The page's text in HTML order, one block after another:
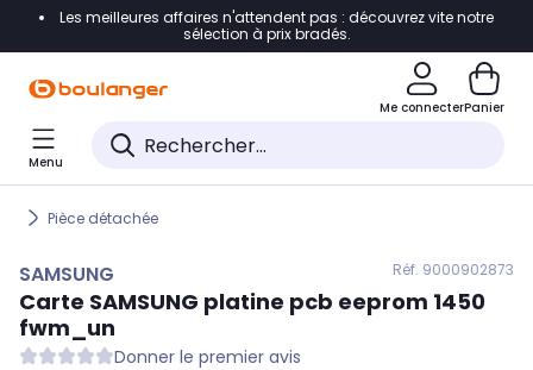
Accéder directement à la navigation
Accéder directement au pied de page
Accéder directement au chatbot
Les meilleures affaires n'attendent pas : découvrez vite notre
sélection à prix bradés.
Me connecterPanier
Menu
Pièce détachée
SAMSUNG Réf. 9000902873
Carte SAMSUNG platine pcb eeprom 1450
fwm_un
Donner le premier avis